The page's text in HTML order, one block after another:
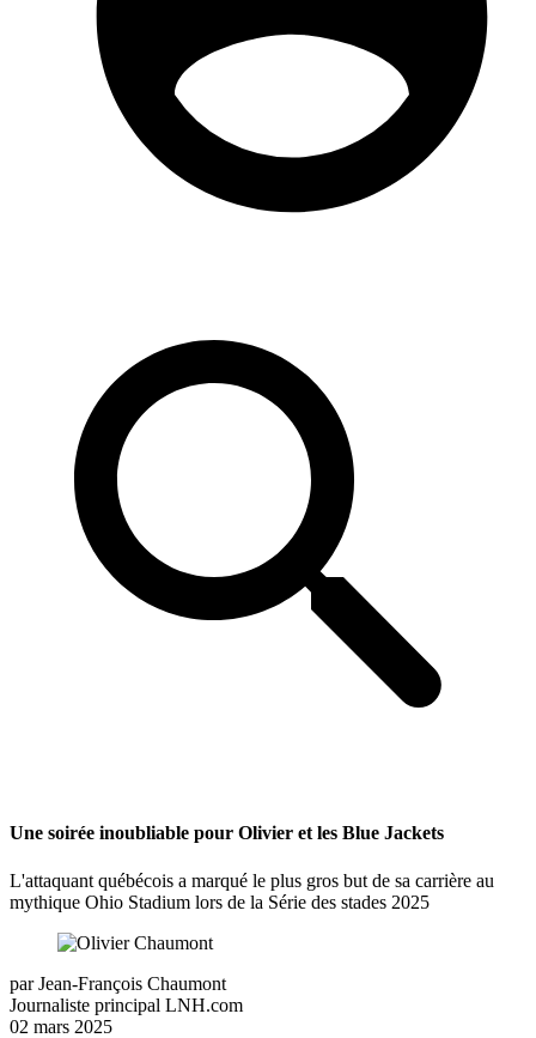
Une soirée inoubliable pour Olivier et les Blue Jackets
L'attaquant québécois a marqué le plus gros but de sa carrière au
mythique Ohio Stadium lors de la Série des stades 2025
par Jean-François Chaumont
Journaliste principal LNH.com
02 mars 2025